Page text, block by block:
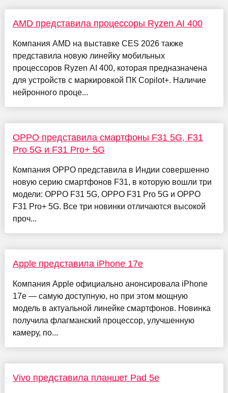
AMD представила процессоры Ryzen AI 400
Компания AMD на выставке CES 2026 также
представила новую линейку мобильных
процессоров Ryzen AI 400, которая предназначена
для устройств с маркировкой ПК Copilot+. Наличие
нейронного проце...
OPPO представила смартфоны F31 5G, F31
Pro 5G и F31 Pro+ 5G
Компания OPPO представила в Индии совершенно
новую серию смартфонов F31, в которую вошли три
модели: OPPO F31 5G, OPPO F31 Pro 5G и OPPO
F31 Pro+ 5G. Все три новинки отличаются высокой
проч...
Apple представила iPhone 17e
Компания Apple официально анонсировала iPhone
17e — самую доступную, но при этом мощную
модель в актуальной линейке смартфонов. Новинка
получила флагманский процессор, улучшенную
камеру, по...
Vivo представила планшет Pad 5e